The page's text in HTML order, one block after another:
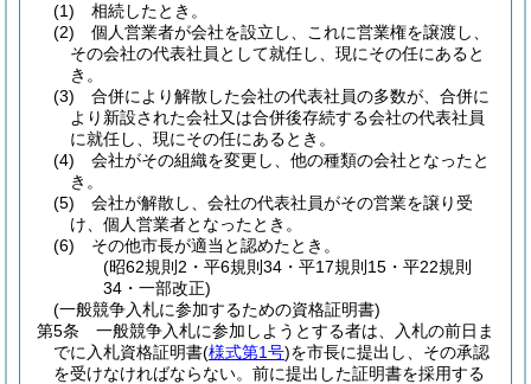
(1)
相続したとき。
(2)
個人営業者が会社を設立し、これに営業権を譲渡し、
その会社の代表社員として就任し、現にその任にあると
き。
(3)
合併により解散した会社の代表社員の多数が、合併に
より新設された会社又は合併後存続する会社の代表社員
に就任し、現にその任にあるとき。
(4)
会社がその組織を変更し、他の種類の会社となったと
き。
(5)
会社が解散し、会社の代表社員がその営業を譲り受
け、個人営業者となったとき。
(6)
その他市長が適当と認めたとき。
(昭62規則2・平6規則34・平17規則15・平22規則
34・一部改正)
(一般競争入札に参加するための資格証明書)
第5条
一般競争入札に参加しようとする者は、入札の前日ま
でに入札資格証明書(様式第1号)を市長に提出し、その承認
を受けなければならない。 前に提出した証明書を採用する